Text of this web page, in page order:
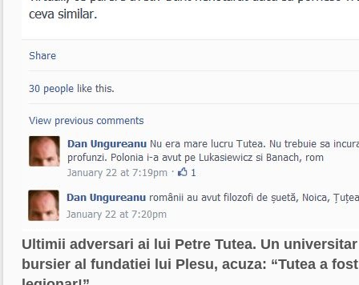
Ultimii adversari ai lui Petre Tutea. Un
bursier al fundatiei lui Plesu, acuza: “Tutea a